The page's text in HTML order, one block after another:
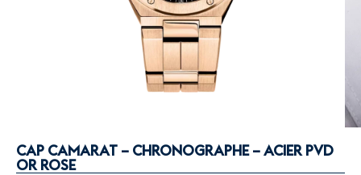
CAP CAMARAT – CHRONOGRAPHE – ACIER PVD
OR ROSE